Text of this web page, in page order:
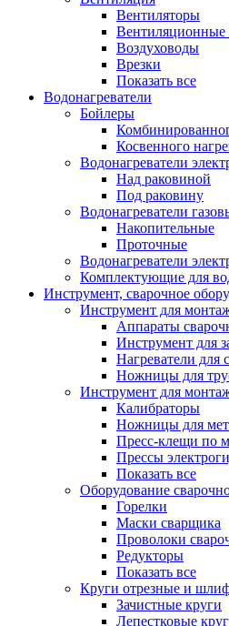
Вентиляторы
Вентиляционные
Воздуховоды
Врезки
Показать все
Водонагреватели
Бойлеры
Косвенного
Водонагреватели
Над раковиной
Под раковину
Водонагреватели
Накопительные
Проточные
Водонагреватели
Комплектующие для
Инструмент, сварочное
Инструмент для
Аппараты
Инструмент для
Нагреватели для
Ножницы для
Инструмент для
Калибраторы
Ножницы для
Пресс-клещи по
Прессы
Показать все
Оборудование
Горелки
Маски сварщика
Проволоки
Редукторы
Показать все
Круги отрезные и
Зачистные круги
Лепестковые